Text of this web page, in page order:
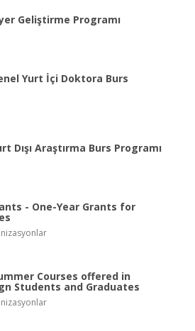
Geliştirme Programı
Yurt İçi Doktora Burs
Dışı Araştırma Burs Programı
- One-Year Grants for
Courses offered in
Students and Graduates